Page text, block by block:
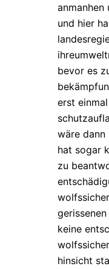
anmanhen
und hier
bevor es
erst
wäre dann
hat sogar
zu
keine
hinsicht